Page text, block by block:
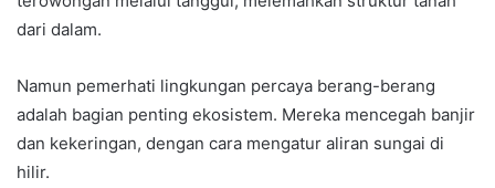
dari dalam.
Namun pemerhati lingkungan percaya berang-berang
adalah bagian penting ekosistem. Mereka mencegah banjir
dan kekeringan, dengan cara mengatur aliran sungai di
hilir.